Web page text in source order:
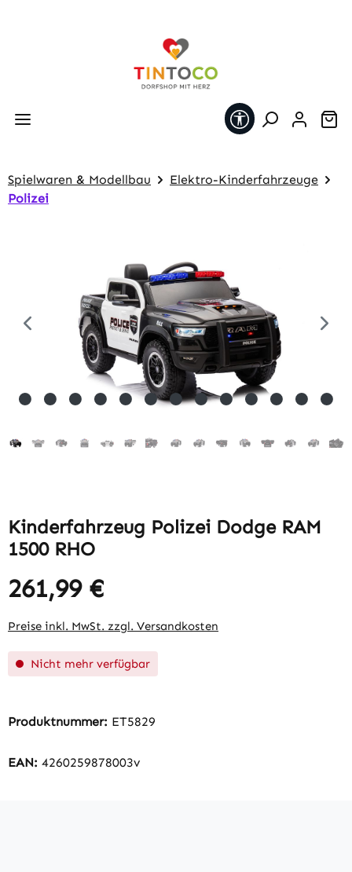
Werkzeugleiste
Spielwaren & Modellbau
Elektro-Kinderfahrzeuge
Polizei
Kinderfahrzeug Polizei Dodge RAM
1500 RHO
Regulärer Preis:
261,99 €
Preise inkl. MwSt. zzgl. Versandkosten
Nicht mehr verfügbar
Produktnummer: ET5829
EAN: 4260259878003v